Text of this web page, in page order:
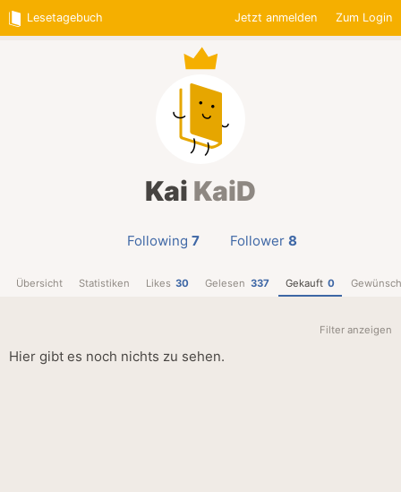
Lesetagebuch Jetzt anmelden Zum Login
Kai KaiD
Following 7 Follower 8
Übersicht Statistiken Likes 30 Gelesen 337 Gekauft 0
Filter anzeigen
Hier gibt es noch nichts zu sehen.